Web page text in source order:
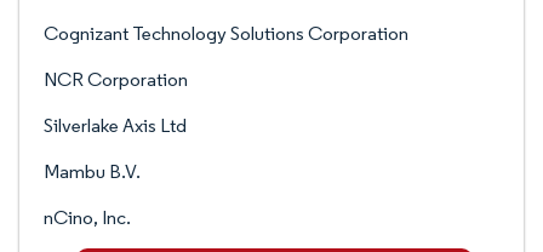
Cognizant Technology Solutions Corporation
NCR Corporation
Silverlake Axis Ltd
Mambu B.V.
nCino, Inc.